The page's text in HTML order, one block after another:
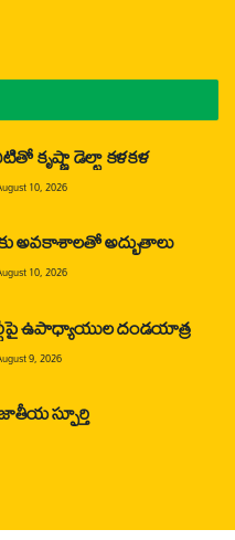
కృష్ణా డెల్టా కళకళ
10, 2026
అవకాశాలతో అద్భుతాలు
10, 2026
ఉపాధ్యాయుల దండయాత్ర
9, 2026
స్ఫూర్తి